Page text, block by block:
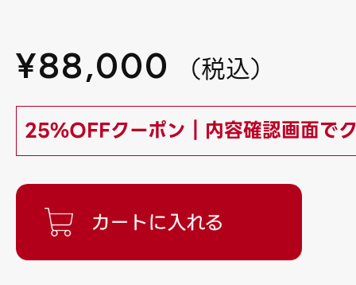
¥88,000 （税込）
25%OFFクーポン｜内容確認画面で